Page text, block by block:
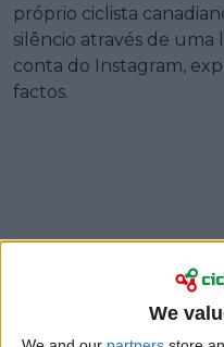
We
próprio ciclista
silêncio através de uma
conta do Instagram,
factos.